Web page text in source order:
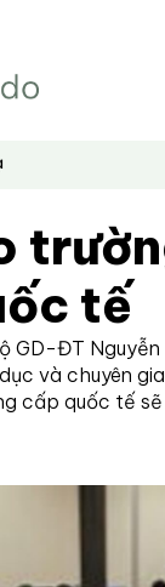
tế
GD-ĐT
và chuyên
cấp quốc tế